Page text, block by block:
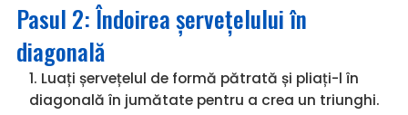
Pasul 2: Îndoirea șervețelului în
diagonală
Luați șervețelul de formă pătrată și pliați-l în
diagonală în jumătate pentru a crea un triunghi.